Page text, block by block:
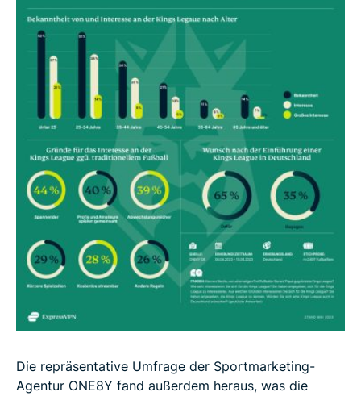
Die repräsentative Umfrage der Sportmarketing-
Agentur ONE8Y fand außerdem heraus, was die